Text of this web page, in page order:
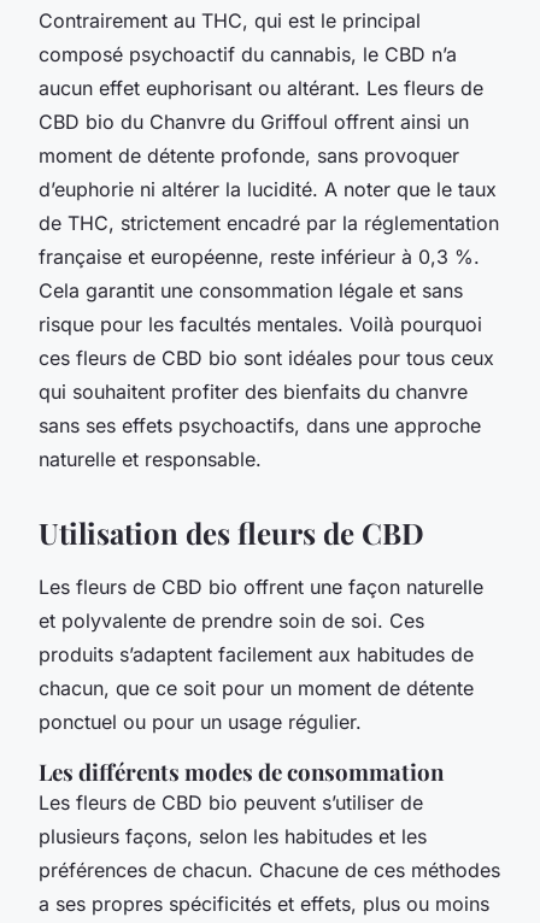
Contrairement au THC, qui est le principal
composé psychoactif du cannabis, le CBD n’a
aucun effet euphorisant ou altérant. Les fleurs de
CBD bio du Chanvre du Griffoul offrent ainsi un
moment de détente profonde, sans provoquer
d’euphorie ni altérer la lucidité. A noter que le taux
de THC, strictement encadré par la réglementation
française et européenne, reste inférieur à 0,3 %.
Cela garantit une consommation légale et sans
risque pour les facultés mentales. Voilà pourquoi
ces fleurs de CBD bio sont idéales pour tous ceux
qui souhaitent profiter des bienfaits du chanvre
sans ses effets psychoactifs, dans une approche
naturelle et responsable.
Utilisation des fleurs de CBD
Les fleurs de CBD bio offrent une façon naturelle
et polyvalente de prendre soin de soi. Ces
produits s’adaptent facilement aux habitudes de
chacun, que ce soit pour un moment de détente
ponctuel ou pour un usage régulier.
Les différents modes de consommation
Les fleurs de CBD bio peuvent s’utiliser de
plusieurs façons, selon les habitudes et les
préférences de chacun. Chacune de ces méthodes
a ses propres spécificités et effets, plus ou moins